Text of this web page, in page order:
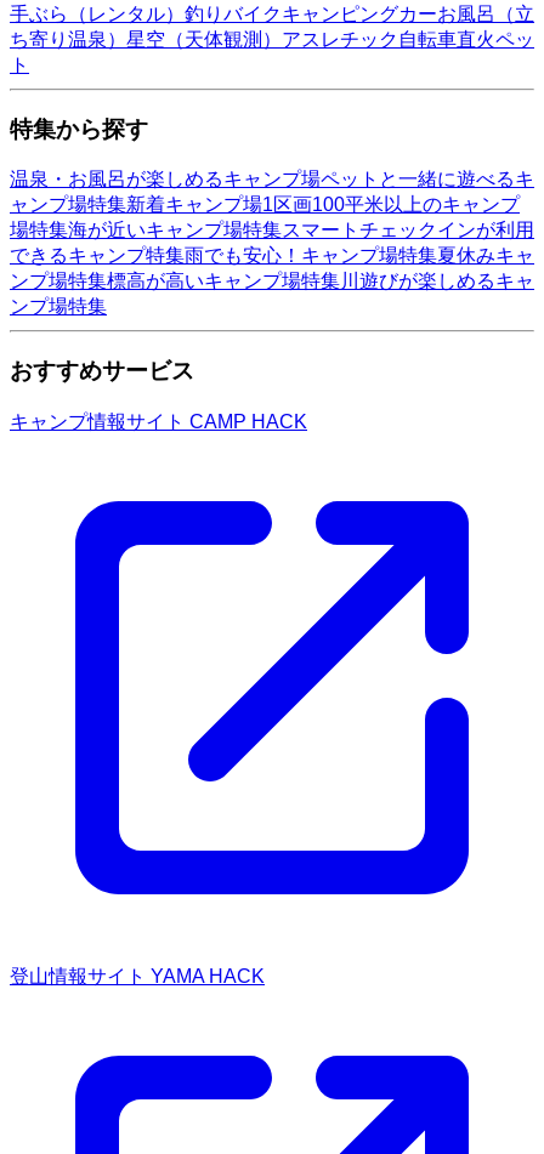
手ぶら（レンタル） 釣り バイクキャンピングカーお風呂（立
ち寄り温泉） 星空（天体観測） アスレチック 自転車直火ペッ
ト
特集から探す
温泉・お風呂が楽しめるキャンプ場ペットと一緒に遊べるキ
ャンプ場特集新着キャンプ場1区画100平米以上のキャンプ
場特集海が近いキャンプ場特集スマートチェックインが利用
できるキャンプ特集雨でも安心！キャンプ場特集夏休みキャ
ンプ場特集標高が高いキャンプ場特集川遊びが楽しめるキャ
ンプ場特集
おすすめサービス
キャンプ情報サイト CAMP HACK
登山情報サイト YAMA HACK